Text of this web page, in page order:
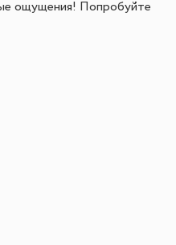
ощущения! Попробуйте